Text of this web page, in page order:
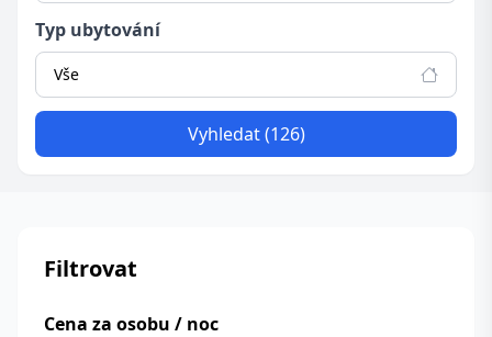
Typ ubytování
Vše
Vyhledat (126)
Filtrovat
Cena za osobu / noc